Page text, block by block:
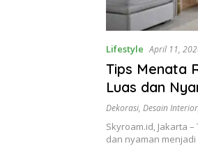
Lifestyle April 11,
Tips Menata
Luas dan
Minimalis
Dekorasi, Desain Interior
Skyroam.id, Jakarta
dan nyaman